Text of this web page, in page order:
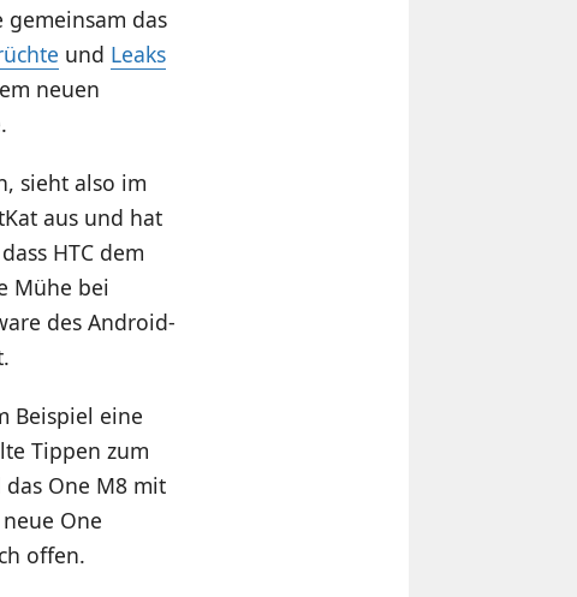
gemeinsam das
und Leaks
neuen
sieht also im
aus und hat
HTC dem
Mühe bei
des Android-
Beispiel eine
Tippen zum
One M8 mit
One
offen.